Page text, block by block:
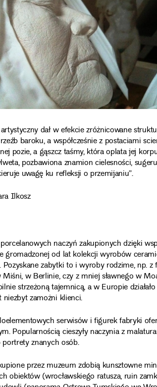
dał w efekcie zróżnicowane
baroku, a współcześnie z postaciami
pozie, a gąszcz taśmy, która oplata jej
pozbawiona znamion cielesności,
uwagę ku refleksji o przemijaniu”.
Ilkosz
naczyń zakupionych dzięki
gromadzonej od lat kolekcji wyrobów
Pozyskane zabytki to i wyroby rodzime, np.
Miśni, w Berlinie, czy z mniej sławnego w
strzeżoną tajemnicą, a w Europie
niezbyt zamożni klienci.
serwisów i figurek fabryki
Popularnością cieszyły naczynia z
znanych osób.
przez muzeum zdobią kunsztowne
obiektów (wrocławskiego ratusza, ruin